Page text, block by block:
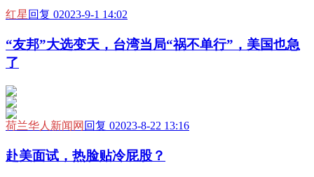
红星 回复 02023-9-1 14:02
“友邦”大选变天，台湾当局“祸不单行”，美国也急
了
荷兰华人新闻网 回复 02023-8-22 13:16
赴美面试，热脸贴冷屁股？